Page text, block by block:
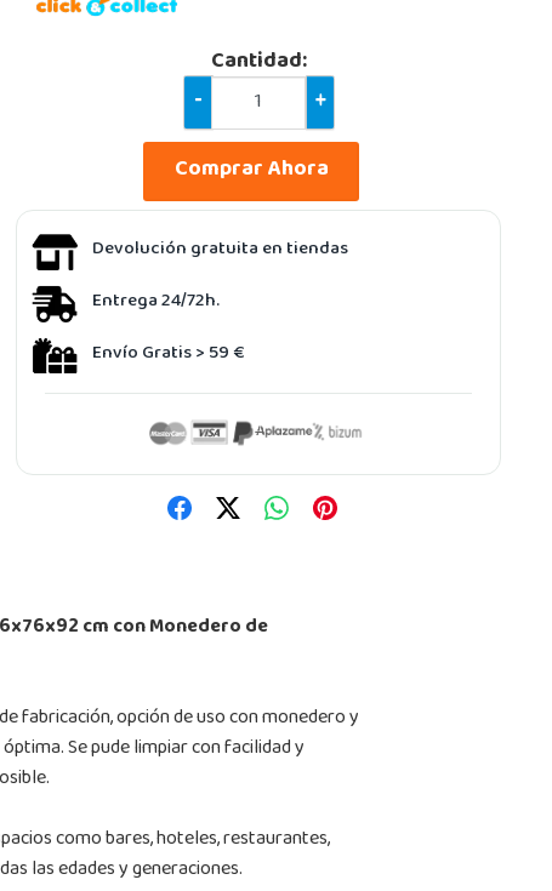
Cantidad:
-
+
Comprar Ahora
Devolución gratuita en tiendas
Entrega 24/72h.
Envío Gratis > 59 €
cm con Monedero de
fabricación, opción de uso con monedero y
Se pude limpiar con facilidad y
como bares, hoteles, restaurantes,
las edades y generaciones.